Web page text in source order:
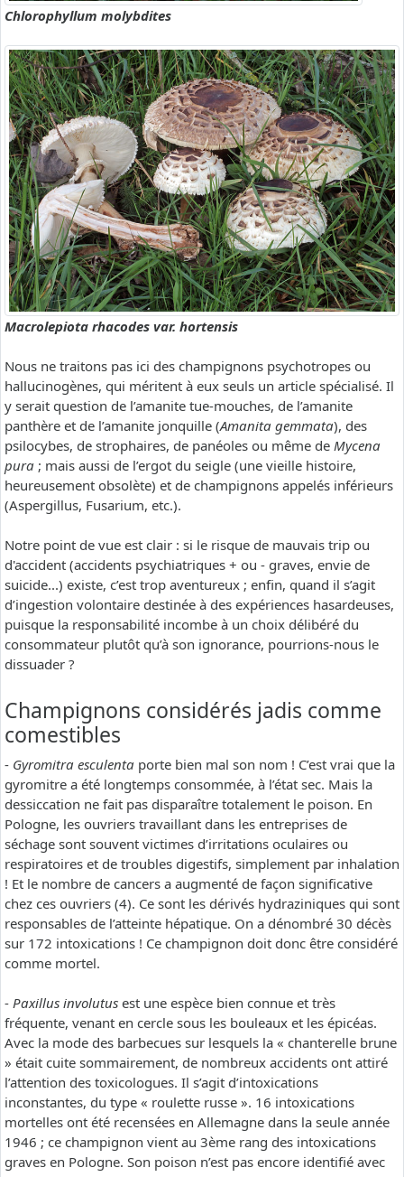
Chlorophyllum molybdites
Macrolepiota rhacodes var. hortensis
Nous ne traitons pas ici des champignons psychotropes ou
hallucinogènes, qui méritent à eux seuls un article spécialisé. Il
y serait question de l’amanite tue-mouches, de l’amanite
panthère et de l’amanite jonquille (Amanita gemmata), des
psilocybes, de strophaires, de panéoles ou même de Mycena
pura ; mais aussi de l’ergot du seigle (une vieille histoire,
heureusement obsolète) et de champignons appelés inférieurs
(Aspergillus, Fusarium, etc.).
Notre point de vue est clair : si le risque de mauvais trip ou
d'accident (accidents psychiatriques + ou - graves, envie de
suicide...) existe, c’est trop aventureux ; enfin, quand il s’agit
d’ingestion volontaire destinée à des expériences hasardeuses,
puisque la responsabilité incombe à un choix délibéré du
consommateur plutôt qu’à son ignorance, pourrions-nous le
dissuader ?
Champignons considérés jadis comme
comestibles
- Gyromitra esculenta porte bien mal son nom ! C’est vrai que la
gyromitre a été longtemps consommée, à l’état sec. Mais la
dessiccation ne fait pas disparaître totalement le poison. En
Pologne, les ouvriers travaillant dans les entreprises de
séchage sont souvent victimes d’irritations oculaires ou
respiratoires et de troubles digestifs, simplement par inhalation
! Et le nombre de cancers a augmenté de façon significative
chez ces ouvriers (4). Ce sont les dérivés hydraziniques qui sont
responsables de l’atteinte hépatique. On a dénombré 30 décès
sur 172 intoxications ! Ce champignon doit donc être considéré
comme mortel.
- Paxillus involutus est une espèce bien connue et très
fréquente, venant en cercle sous les bouleaux et les épicéas.
Avec la mode des barbecues sur lesquels la « chanterelle brune
» était cuite sommairement, de nombreux accidents ont attiré
l’attention des toxicologues. Il s’agit d’intoxications
inconstantes, du type « roulette russe ». 16 intoxications
mortelles ont été recensées en Allemagne dans la seule année
1946 ; ce champignon vient au 3ème rang des intoxications
graves en Pologne. Son poison n’est pas encore identifié avec